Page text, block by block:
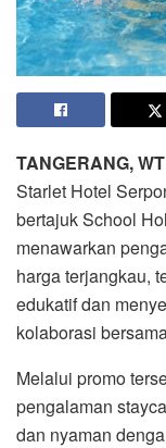
TANGERANG, WT
Starlet Hotel
bertajuk School
menawarkan
harga terjangkau,
edukatif dan
kolaborasi
Melalui promo
pengalaman
dan nyaman